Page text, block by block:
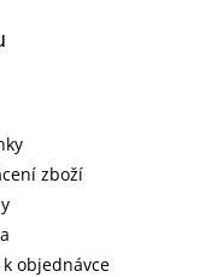
zboží
objednávce